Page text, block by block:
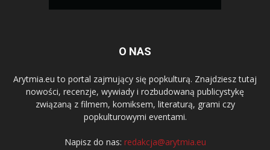
O NAS
Arytmia.eu to portal zajmujący się popkulturą. Znajdziesz tutaj
nowości, recenzje, wywiady i rozbudowaną publicystykę
związaną z filmem, komiksem, literaturą, grami czy
popkulturowymi eventami.
Napisz do nas: redakcja@arytmia.eu